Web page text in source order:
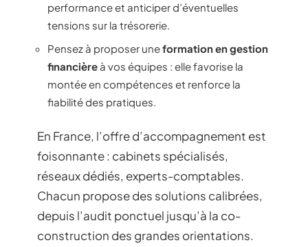
performance et anticiper d’éventuelles
tensions sur la trésorerie.
Pensez à proposer uneformation en gestion
financière à vos équipes : elle favorise la
montée en compétences et renforce la
fiabilité des pratiques.
En France, l’offre d’accompagnement est
foisonnante : cabinets spécialisés,
réseaux dédiés, experts-comptables.
Chacun propose des solutions calibrées,
depuis l’audit ponctuel jusqu’à la co-
construction des grandes orientations.